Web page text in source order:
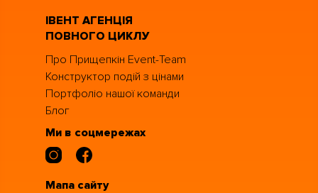
ІВЕНТ АГЕНЦІЯ
ПОВНОГО ЦИКЛУ
Про Прищепкін Event-Team
Конструктор подій з цінами
Портфоліо нашої команди
Блог
Ми в соцмережах
Мапа сайту